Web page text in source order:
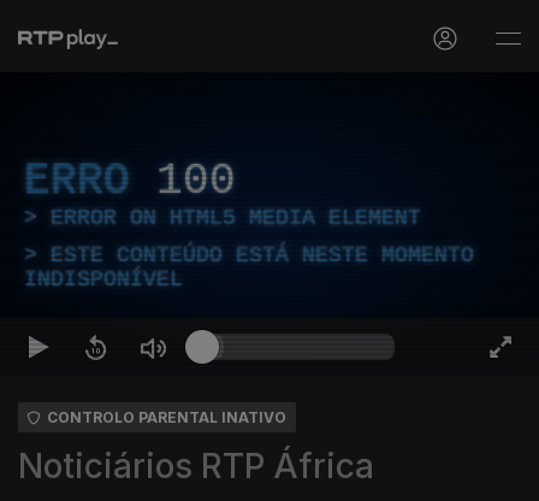
ERRO 100
ERROR ON HTML5 MEDIA ELEMENT
ESTE CONTEÚDO ESTÁ NESTE MOMENTO
INDISPONÍVEL
CONTROLO PARENTAL INATIVO
Noticiários RTP África